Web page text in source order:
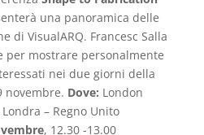
una panoramica delle
di VisualARQ. Francesc Salla
mostrare personalmente
nei due giorni della
novembre. Dove: London
– Regno Unito
, 12.30 -13.00